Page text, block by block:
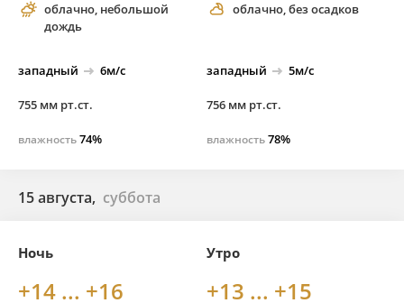
облачно, небольшой
дождь
западный 6м/с
755 мм рт.ст.
влажность74%
облачно, без осадков
западный 5м/с
756 мм рт.ст.
влажность78%
15 августа, суббота
Ночь
+14 ... +16
Утро
+13 ... +15